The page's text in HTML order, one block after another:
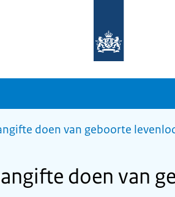
homepage
sdg.rijksoverheid.nl
doen van geboorte
doen van